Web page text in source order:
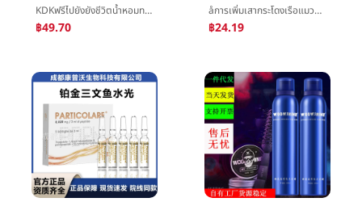
KDKฟรีไปยังยังชีวิตน้ำหอมทนแสงธูปสดโดยธรรมชาติของผู้หญิงร่างกายธูปห้องพักธูป72ชั่วโมง
฿49.70
åการเพิ่มเสากระโดงเรือแมวยาทาเล็บกาวเล็บแสงจันทร์น้ำแข็งซากวนแมวสีแดงหนังสือส่องไฟกาวเล็บร้านค้าทุ่มเท
฿24.19